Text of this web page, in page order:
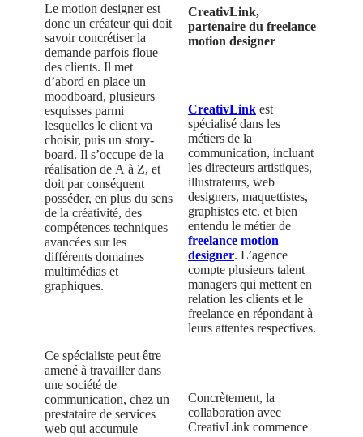
Le motion designer est
donc un créateur qui doit
savoir concrétiser la
demande parfois floue
des clients. Il met
d’abord en place un
moodboard, plusieurs
esquisses parmi
lesquelles le client va
choisir, puis un story-
board. Il s’occupe de la
réalisation de A à Z, et
doit par conséquent
posséder, en plus du sens
de la créativité, des
compétences techniques
avancées sur les
différents domaines
multimédias et
graphiques.
Ce spécialiste peut être
amené à travailler dans
une société de
communication, chez un
prestataire de services
web qui accumule
CreativLink,
partenaire du freelance
motion designer
CreativLink est
spécialisé dans les
métiers de la
communication, incluant
les directeurs artistiques,
illustrateurs, web
designers, maquettistes,
graphistes etc. et bien
entendu le métier de
freelance motion
designer. L’agence
compte plusieurs talent
managers qui mettent en
relation les clients et le
freelance en répondant à
leurs attentes respectives.
Concrètement, la
collaboration avec
CreativLink commence